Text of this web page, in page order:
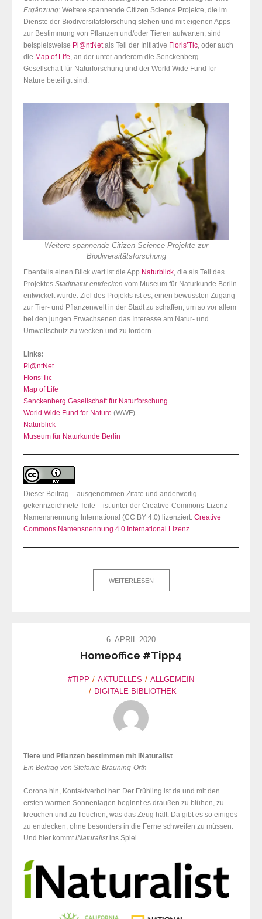
Ergänzung: Weitere spannende Citizen Science Projekte, die im
Dienste der Biodiversitätsforschung stehen und mit eigenen Apps
zur Bestimmung von Pflanzen und/oder Tieren aufwarten, sind
beispielsweise Pl@ntNetals Teil der Initiative Floris’Tic, oder auch
die Map of Life, an der unter anderem die Senckenberg
Gesellschaft für Naturforschung und der World Wide Fund for
Nature beteiligt sind.
Weitere spannende Citizen Science Projekte zur
Biodiversitätsforschung
Ebenfalls einen Blick wert ist die App Naturblick, die als Teil des
Projektes Stadtnatur entdecken vom Museum für Naturkunde Berlin
entwickelt wurde. Ziel des Projekts ist es, einen bewussten Zugang
zur Tier- und Pflanzenwelt in der Stadt zu schaffen, um so vor allem
bei den jungen Erwachsenen das Interesse am Natur- und
Umweltschutz zu wecken und zu fördern.
Links:
Pl@ntNet
Floris’Tic
Map of Life
Senckenberg Gesellschaft für Naturforschung
World Wide Fund for Nature (WWF)
Naturblick
Museum für Naturkunde Berlin
Dieser Beitrag – ausgenommen Zitate und anderweitig
gekennzeichnete Teile – ist unter der Creative-Commons-Lizenz
Namensnennung International (CC BY 4.0) lizenziert. Creative
Commons Namensnennung 4.0 International Lizenz.
WEITERLESEN
6. APRIL 2020
Homeoffice #Tipp4
#TIPP AKTUELLES
ALLGEMEIN
DIGITALE BIBLIOTHEK
Tiere und Pflanzen bestimmen mit iNaturalist
Ein Beitrag von Stefanie Bräuning-Orth
Corona hin, Kontaktverbot her: Der Frühling ist da und mit den
ersten warmen Sonnentagen beginnt es draußen zu blühen, zu
kreuchen und zu fleuchen, was das Zeug hält. Da gibt es so einiges
zu entdecken, ohne besonders in die Ferne schweifen zu müssen.
Und hier kommtiNaturalistins Spiel.